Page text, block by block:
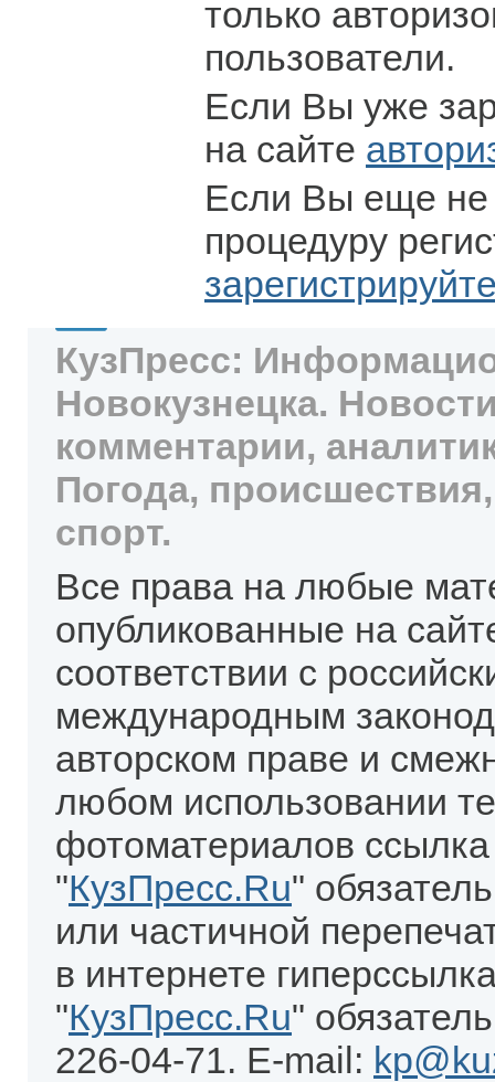
только
пользователи.
Если Вы уже
на сайте
Если Вы еще не
процедуру
КузПресс:
Новокузнецка.
комментарии,
Погода,
спорт.
Все права на любые
опубликованные на
соответствии с
международным
авторском праве и
любом использовании
фотоматериалов
"КузПресс.Ru"
или частичной
в интернете
"КузПресс.Ru"
226-04-71. E-mail: